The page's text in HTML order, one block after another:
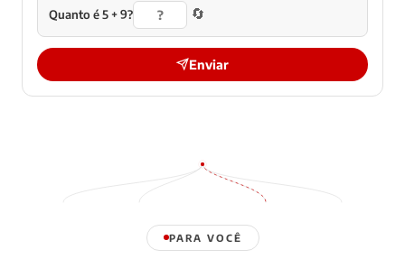
Quanto é 5 + 9? 🔄
Enviar
PARA VOCÊ